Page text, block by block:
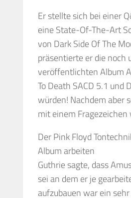
Er stellte sich bei einer
eine State-Of-The-Art
von Dark Side Of The
präsentierte er die noch
veröffentlichten Album
To Death SACD 5.1
würden! Nachdem aber
mit einem Fragezeichen
Der Pink Floyd
Album arbeiten
Guthrie sagte, dass
sei an dem er je
aufzubauen war ein